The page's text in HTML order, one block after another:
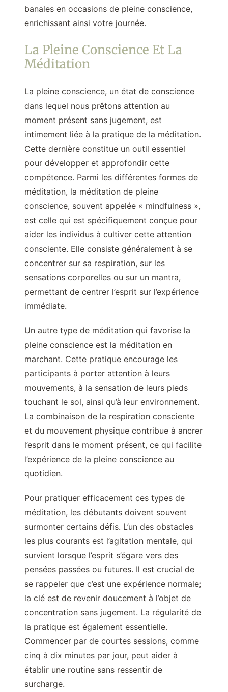
banales en occasions de pleine conscience,
enrichissant ainsi votre journée.
La Pleine Conscience Et La
Méditation
La pleine conscience, un état de conscience
dans lequel nous prêtons attention au
moment présent sans jugement, est
intimement liée à la pratique de la méditation.
Cette dernière constitue un outil essentiel
pour développer et approfondir cette
compétence. Parmi les différentes formes de
méditation, la méditation de pleine
conscience, souvent appelée « mindfulness »,
est celle qui est spécifiquement conçue pour
aider les individus à cultiver cette attention
consciente. Elle consiste généralement à se
concentrer sur sa respiration, sur les
sensations corporelles ou sur un mantra,
permettant de centrer l’esprit sur l’expérience
immédiate.
Un autre type de méditation qui favorise la
pleine conscience est la méditation en
marchant. Cette pratique encourage les
participants à porter attention à leurs
mouvements, à la sensation de leurs pieds
touchant le sol, ainsi qu’à leur environnement.
La combinaison de la respiration consciente
et du mouvement physique contribue à ancrer
l’esprit dans le moment présent, ce qui facilite
l’expérience de la pleine conscience au
quotidien.
Pour pratiquer efficacement ces types de
méditation, les débutants doivent souvent
surmonter certains défis. L’un des obstacles
les plus courants est l’agitation mentale, qui
survient lorsque l’esprit s’égare vers des
pensées passées ou futures. Il est crucial de
se rappeler que c’est une expérience normale;
la clé est de revenir doucement à l’objet de
concentration sans jugement. La régularité de
la pratique est également essentielle.
Commencer par de courtes sessions, comme
cinq à dix minutes par jour, peut aider à
établir une routine sans ressentir de
surcharge.